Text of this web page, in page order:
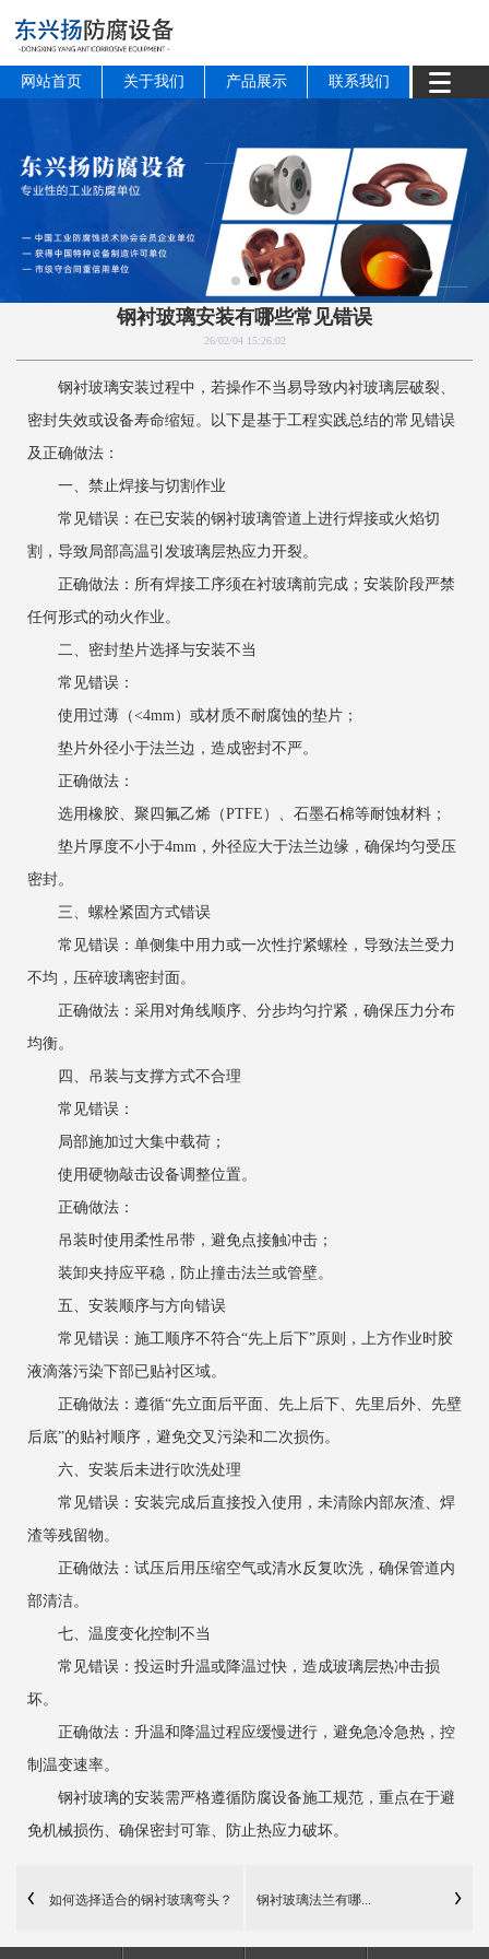
网站首页 关于我们 产品展示 联系我们
钢衬玻璃安装有哪些常见错误
26/02/04 15:26:02
钢衬玻璃安装过程中，若操作不当易导致内衬玻璃层破裂、
密封失效或设备寿命缩短。以下是基于工程实践总结的常见错误
及正确做法：
一、禁止焊接与切割作业
常见错误：在已安装的钢衬玻璃管道上进行焊接或火焰切
割，导致局部高温引发玻璃层热应力开裂。
正确做法：所有焊接工序须在衬玻璃前完成；安装阶段严禁
任何形式的动火作业。
二、密封垫片选择与安装不当
常见错误：
使用过薄（<4mm）或材质不耐腐蚀的垫片；
垫片外径小于法兰边，造成密封不严。
正确做法：
选用橡胶、聚四氟乙烯（PTFE）、石墨石棉等耐蚀材料；
垫片厚度不小于4mm，外径应大于法兰边缘，确保均匀受压
密封。
三、螺栓紧固方式错误
常见错误：单侧集中用力或一次性拧紧螺栓，导致法兰受力
不均，压碎玻璃密封面。
正确做法：采用对角线顺序、分步均匀拧紧，确保压力分布
均衡。
四、吊装与支撑方式不合理
常见错误：
局部施加过大集中载荷；
使用硬物敲击设备调整位置。
正确做法：
吊装时使用柔性吊带，避免点接触冲击；
装卸夹持应平稳，防止撞击法兰或管壁。
五、安装顺序与方向错误
常见错误：施工顺序不符合“先上后下”原则，上方作业时胶
液滴落污染下部已贴衬区域。
正确做法：遵循“先立面后平面、先上后下、先里后外、先壁
后底”的贴衬顺序，避免交叉污染和二次损伤。
六、安装后未进行吹洗处理
常见错误：安装完成后直接投入使用，未清除内部灰渣、焊
渣等残留物。
正确做法：试压后用压缩空气或清水反复吹洗，确保管道内
部清洁。
七、温度变化控制不当
常见错误：投运时升温或降温过快，造成玻璃层热冲击损
坏。
正确做法：升温和降温过程应缓慢进行，避免急冷急热，控
制温变速率。
钢衬玻璃的安装需严格遵循防腐设备施工规范，重点在于避
免机械损伤、确保密封可靠、防止热应力破坏。
如何选择适合的钢衬玻璃弯头？ 钢衬玻璃法兰有哪...